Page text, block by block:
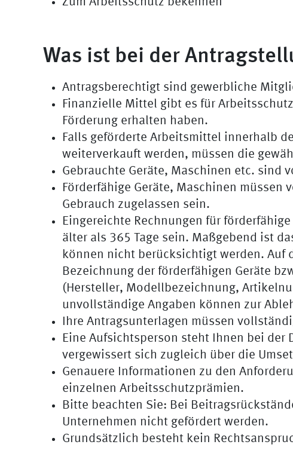
Was ist bei der
Antragsberechtigt sind gewerbliche
Finanzielle Mittel gibt es für
Förderung erhalten haben.
Falls geförderte Arbeitsmittel innerhalb
weiterverkauft werden, müssen die
Gebrauchte Geräte, Maschinen etc. sind
Förderfähige Geräte, Maschinen müssen
Gebrauch zugelassen sein.
Eingereichte Rechnungen für
älter als 365 Tage sein. Maßgebend ist
können nicht berücksichtigt werden. Auf
Bezeichnung der förderfähigen Geräte
(Hersteller, Modellbezeichnung,
unvollständige Angaben können zur
Ihre Antragsunterlagen müssen
Eine Aufsichtsperson steht Ihnen bei der
vergewissert sich zugleich über die
Genauere Informationen zu den
einzelnen Arbeitsschutzprämien.
Bitte beachten Sie: Bei
Unternehmen nicht gefördert werden.
Grundsätzlich besteht kein